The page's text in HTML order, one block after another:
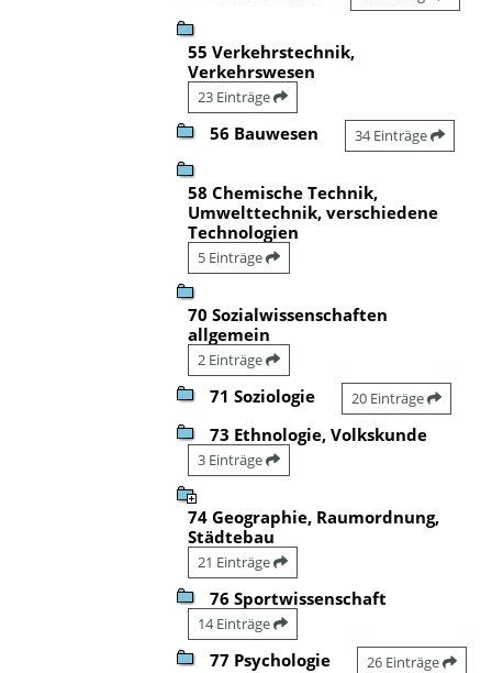
55 Verkehrstechnik,
Verkehrswesen
23 Einträge
56 Bauwesen 34 Einträge
58 Chemische Technik,
Umwelttechnik, verschiedene
Technologien
5 Einträge
70 Sozialwissenschaften
allgemein
2 Einträge
71 Soziologie 20 Einträge
73 Ethnologie, Volkskunde
3 Einträge
74 Geographie, Raumordnung,
Städtebau
21 Einträge
76 Sportwissenschaft
14 Einträge
77 Psychologie 26 Einträge